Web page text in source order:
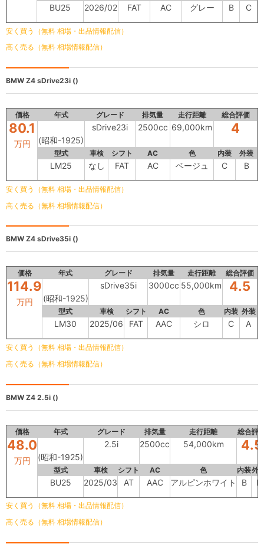
BU25 2026/02 FAT AC グレー B C
安く買う（無料 相場・出品情報配信）
高く売る（無料 相場情報配信）
BMW Z4 sDrive23i ()
価格 年式 グレード 排気量 走行距離 総合評価
80.1
万円 (昭和-1925)
sDrive23i 2500cc 69,000km 4
型式 車検 シフト AC 色 内装 外装
LM25 なし FAT AC ベージュ C B
安く買う（無料 相場・出品情報配信）
高く売る（無料 相場情報配信）
BMW Z4 sDrive35i ()
価格 年式 グレード 排気量 走行距離 総合評価
114.9
万円 (昭和-1925)
sDrive35i 3000cc 55,000km 4.5
型式 車検 シフト AC 色 内装 外装
LM30 2025/06 FAT AAC シロ C A
安く買う（無料 相場・出品情報配信）
高く売る（無料 相場情報配信）
BMW Z4 2.5i ()
価格 年式 グレード 排気量 走行距離 総合評
48.0
万円 (昭和-1925)
2.5i 2500cc 54,000km 4.5
型式 車検 シフト AC 色 内装外
BU25 2025/03 AT AAC アルピンホワイト B B
安く買う（無料 相場・出品情報配信）
高く売る（無料 相場情報配信）